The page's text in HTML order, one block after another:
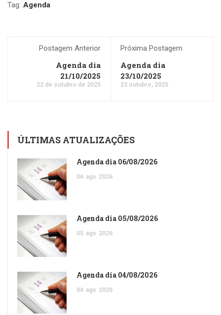
Tag: Agenda
Postagem Anterior
Agenda dia
21/10/2025
22 de outubro de 2025
Próxima Postagem
Agenda dia
23/10/2025
23 outubro, 2025
ÚLTIMAS ATUALIZAÇÕES
Agenda dia 06/08/2026
06 ago 2026
Agenda dia 05/08/2026
05 ago 2026
Agenda dia 04/08/2026
04 ago 2026